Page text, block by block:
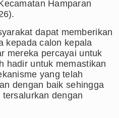
Ikut Gubsu Bobby
Hadiri Rapat Persiapan
Tinjau Rehabilitasi 3 RTLH
Toba Gelar Lomba
Hamparan
dapat memberikan
kepada calon kepala
mereka percayai untuk
hadir untuk memastikan
yang telah
dengan baik sehingga
dengan